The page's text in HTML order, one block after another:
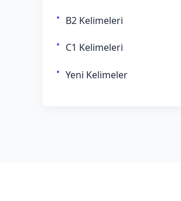
B2 Kelimeleri
C1 Kelimeleri
Yeni Kelimeler